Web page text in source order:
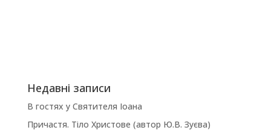
Недавні записи
В гостях у Святителя Іоана
Причастя. Тіло Христове (автор Ю.В. Зуєва)